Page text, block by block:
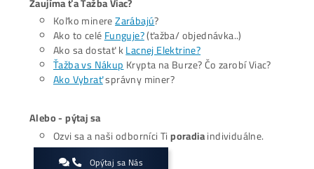
zachráni len chladná hlava a pochopenie, že trhové cykly
neurčujú len správy z krypto sveta, ale predovšetkým
toky kapitálu.
Práve v čase najväčšieho pesimizmu a nízkej likvidity
minulosti otvárali tie najzaujímavejšie investičné
momentálne javí ako najrozumnejšia stratégia pre
verí v dlhodobý úspech tejto technológie.